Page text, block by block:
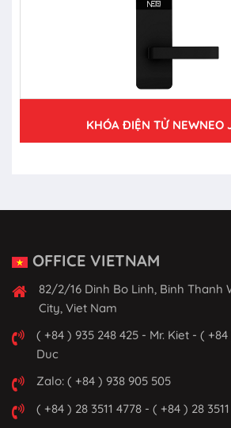
KHÓA ĐIỆN TỬ NEWNEO
OFFICE VIETNAM
82/2/16 Dinh Bo Linh, Binh Thanh
City, Viet Nam
( +84 ) 935 248 425 - Mr. Kiet - ( +84
Duc
Zalo: ( +84 ) 938 905 505
( +84 ) 28 3511 4778 - ( +84 ) 28